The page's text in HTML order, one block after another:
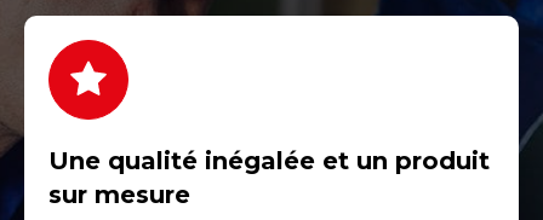
Une qualité inégalée et un produit
sur mesure